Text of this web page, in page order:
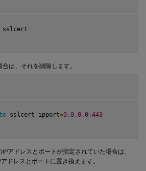
sslcert
は、それを削除します。
sslcert ipport=0.0 .0 .0 :443
アドレスとポートが指定されていた場合は、
ドレスとポートに置き換えます。